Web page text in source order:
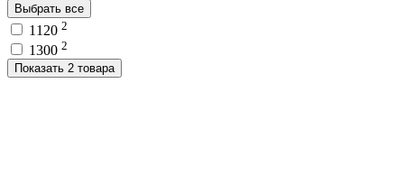
Выбрать все
1120 2
1300 2
Показать 2 товара